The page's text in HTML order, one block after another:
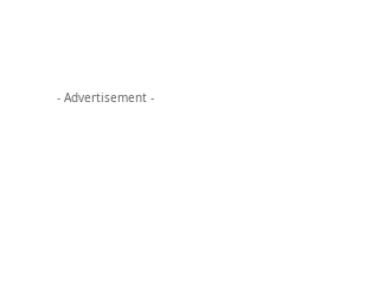
- Advertisement -